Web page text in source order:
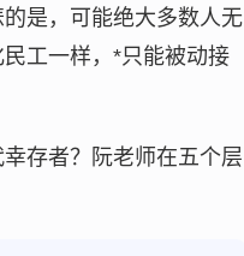
是，可能绝大多数人无
工一样，*只能被动接
存者？阮老师在五个层